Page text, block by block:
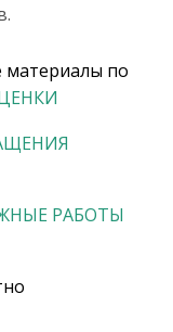
материалы по
РАБОТЫ